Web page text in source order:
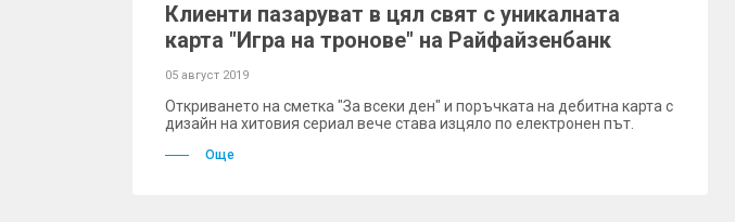
Клиенти пазаруват в цял свят с уникалната
карта "Игра на тронове" на Райфайзенбанк
05 август 2019
Откриването на сметка "За всеки ден" и поръчката на дебитна карта с
дизайн на хитовия сериал вече става изцяло по електронен път.
Още